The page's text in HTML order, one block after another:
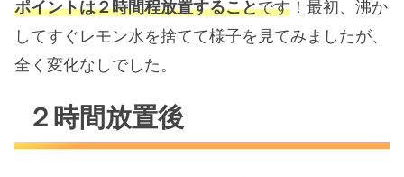
ポイントは２時間程放置することです ！最初、沸か
してすぐレモン水を捨てて様子を見てみましたが、
全く変化なしでした。
２時間放置後